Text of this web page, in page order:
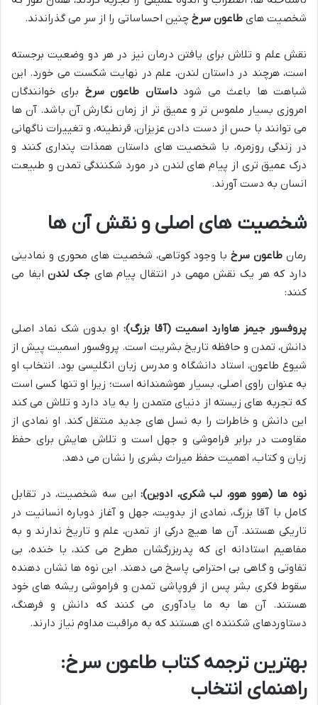
شخصیت های طاعون سرخ چنین احساساتی را از سر می گذراندند.
نقش علم و تلاش برای یافتن درمان نیز در هر دو وضعیت برجسته
است، هرچند در داستان لندن، علم در نهایت شکست می خورد. این
شباهت ها باعث می شودداستان طاعون سرخ برای خوانندگان
امروزی بسیار ملموس تر و عمیق تر از زمان نگارش آن باشد. آن ها
می توانند با حس از دست دادن عزیزان، قرنطینه، و تغییرات ناگهانی
در زندگی روزمره، با شخصیت های داستان همذات پنداری کنند و
درک عمیق تری از پیام های لندن در مورد شکنندگی تمدن و طبیعت
انسان به دست آورند.
شخصیت های اصلی و نقش آن ها
رمان طاعون سرخبا وجود کوتاهی، شخصیت های محوری و نمادینی
دارد که هر یک نقش مهمی در انتقال پیام های جک لندنایفا می
کنند:
پروفسور جیمز هاوارد اسمیت (آقا بزرگ): او بدون شک نماد اصلی
دانش، تمدن و حافظه تاریخ بشریت است. پروفسور اسمیت پیش از
شیوع طاعون، استاد دانشگاه و مدرس زبان انگلیسی بود. انتخاب او
به عنوان راوی اصلی، بسیار هوشمندانه است؛ زیرا او تنها کسی است
که تجربه های زیسته از دنیای متمدن را به یاد دارد و تلاش می کند
این دانش و خاطرات را به نسل های جدید منتقل کند. او نمادی از
مقاومت در برابر فراموشی و جهل است و تلاش هایش برای حفظ
زبان و کتاب، اهمیت حفظ میراث بشری را نشان می دهد.
نوه ها (هوو هوو، لب شکری، ادوین):این سه شخصیت، در تقابل
کامل با آقا بزرگ، نمادی از بدویت، جهل و آغاز دوباره انسانیت در
تاریکی هستند. آن ها هیچ درکی از تمدن، علم و تاریخ ندارند و به
مفاهیم استادانه ای که پدربزرگشان مطرح می کند، با خنده، بی
تفاوتی و گاهی بی احترامی پاسخ می دهند. این نوه ها نشان دهنده
سقوط فکری بشر پس از فروپاشی تمدن و فراموشی ریشه های خود
هستند. آن ها به ما یادآوری می کنند که دانش و فرهنگ،
دستاوردهای شکننده ای هستند که به مراقبت مداوم نیاز دارند.
بهترین ترجمه کتاب طاعون سرخ:
راهنمای انتخاب